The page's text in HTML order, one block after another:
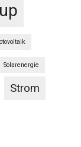
Solarenergie
Strom